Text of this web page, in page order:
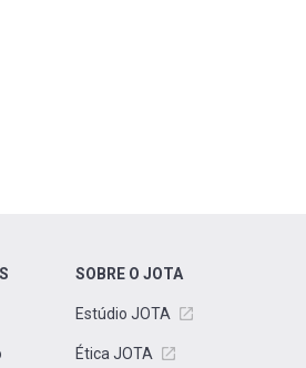
SOBRE O JOTA
Estúdio JOTA
Ética JOTA